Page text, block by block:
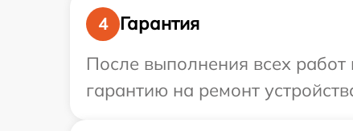
4
Гарантия
После выполнения всех
гарантию на ремонт